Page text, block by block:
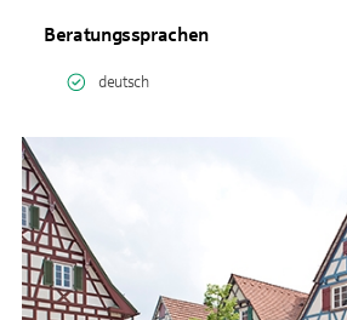
Beratungssprachen
deutsch